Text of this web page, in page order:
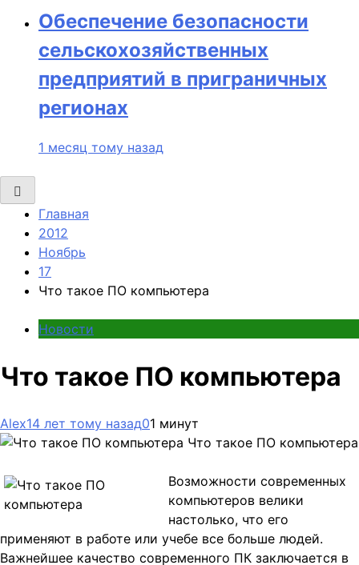
Обеспечение безопасности
сельскохозяйственных
предприятий в приграничных
регионах
1 месяц тому назад
Главная
2012
Ноябрь
17
Что такое ПО компьютера
Новости
Что такое ПО компьютера
Alex14 лет тому назад01 минут
Что такое ПО компьютера
Возможности современных
компьютеров велики
настолько, что его
применяют в работе или учебе все больше людей.
Важнейшее качество современного ПК заключается в